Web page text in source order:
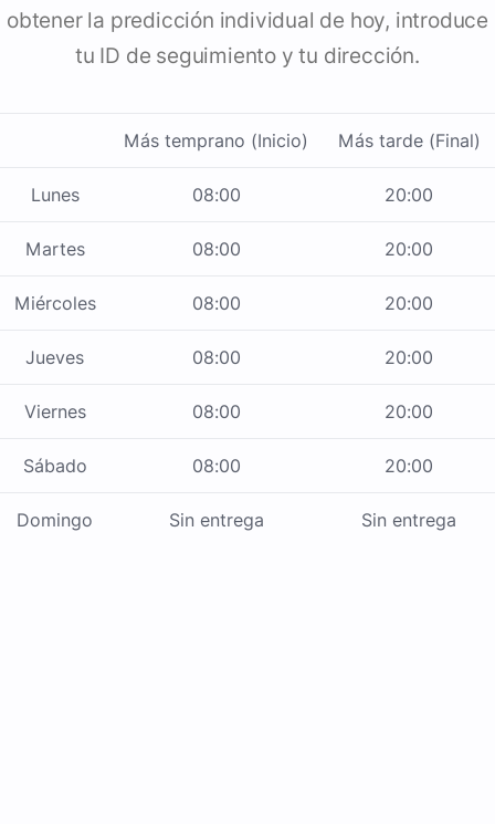
obtener la predicción individual de hoy, introduce
tu ID de seguimiento y tu dirección.
Más temprano (Inicio) Más tarde (Final)
Lunes 08:00 20:00
Martes 08:00 20:00
Miércoles 08:00 20:00
Jueves 08:00 20:00
Viernes 08:00 20:00
Sábado 08:00 20:00
Domingo Sin entrega Sin entrega